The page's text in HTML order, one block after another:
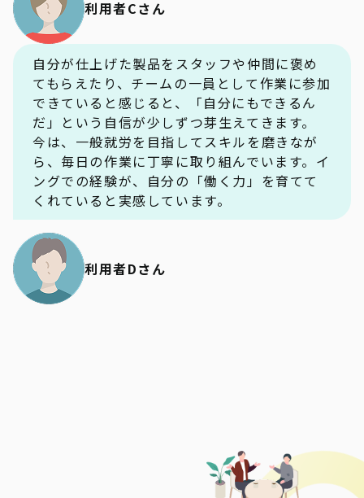
利用者Cさん
自分が仕上げた製品をスタッフや仲間に褒め
てもらえたり、チームの一員として作業に参加
できていると感じると、「自分にもできるん
だ」という自信が少しずつ芽生えてきます。
今は、一般就労を目指してスキルを磨きなが
ら、毎日の作業に丁寧に取り組んでいます。イ
ングでの経験が、自分の「働く力」を育てて
くれていると実感しています。
利用者Dさん